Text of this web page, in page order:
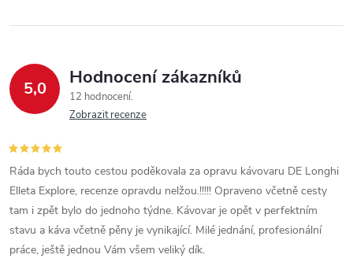
5,0 Hodnocení zákazníků
12 hodnocení
Zobrazit recenze
Ráda bych touto cestou poděkovala za opravu kávovaru DE Longhi
Elleta Explore, recenze opravdu nelžou.!!!!! Opraveno včetně cesty
tam i zpět bylo do jednoho týdne. Kávovar je opět v perfektním
stavu a káva včetně pěny je vynikající. Milé jednání, profesionální
práce, ještě jednou Vám všem veliký dík.